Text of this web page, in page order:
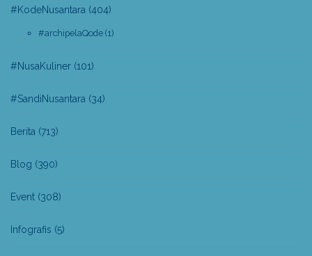
#KodeNusantara (404)
#archipelaQode (1)
#NusaKuliner (101)
#SandiNusantara (34)
Berita (713)
Blog (390)
Event (308)
Infografis (5)